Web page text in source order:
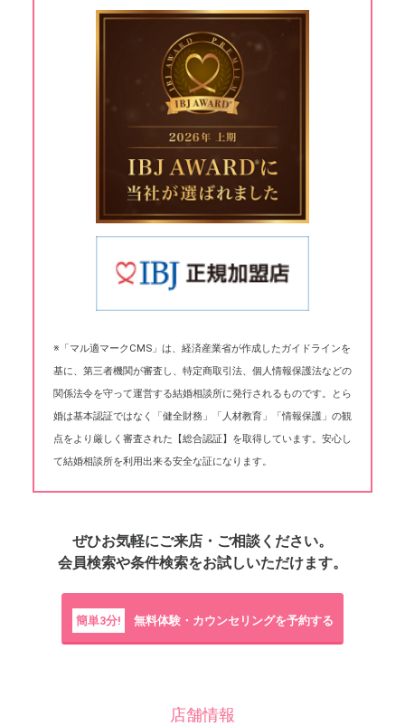
※「マル適マークCMS」は、経済産業省が作成したガイドラインを
基に、第三者機関が審査し、特定商取引法、個人情報保護法などの
関係法令を守って運営する結婚相談所に発行されるものです。とら
婚は基本認証ではなく「健全財務」「人材教育」「情報保護」の観
点をより厳しく審査された【総合認証】を取得しています。安心し
て結婚相談所を利用出来る安全な証になります。
ぜひお気軽にご来店・ご相談ください。
会員検索や条件検索をお試しいただけます。
簡単3分! 無料体験・カウンセリングを予約する
店舗情報